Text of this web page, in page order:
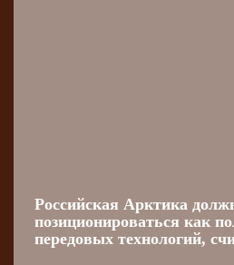
Российская Арктика
позиционироваться как
передовых технологий,